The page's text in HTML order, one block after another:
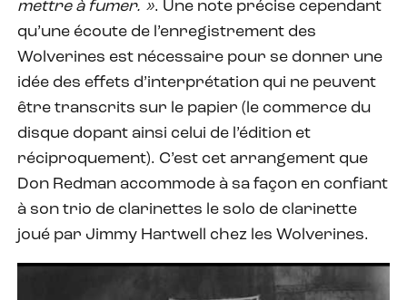
mettre à fumer. ». Une note précise cependant
qu’une écoute de l’enregistrement des
Wolverines est nécessaire pour se donner une
idée des effets d’interprétation qui ne peuvent
être transcrits sur le papier (le commerce du
disque dopant ainsi celui de l’édition et
réciproquement). C’est cet arrangement que
Don Redman accommode à sa façon en confiant
à son trio de clarinettes le solo de clarinette
joué par Jimmy Hartwell chez les Wolverines.